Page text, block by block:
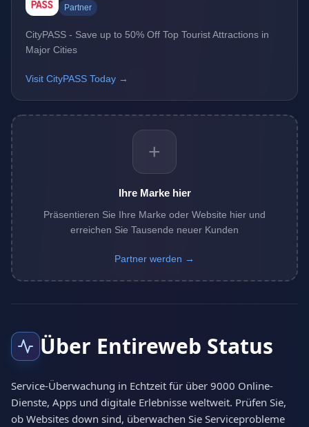
Partner
CityPASS - Save up to 50% Off Top Tourist Attractions in
Major Cities
Visit CityPASS Today →
+
Ihre Marke hier
Präsentieren Sie Ihre Marke oder Website hier und
erreichen Sie Tausende neuer Kunden
Partner werden →
Über Entireweb Status
Service-Überwachung in Echtzeit für über 9000 Online-
Dienste, Apps und digitale Erlebnisse weltweit. Prüfen Sie,
ob Websites down sind, überwachen Sie Serviceprobleme